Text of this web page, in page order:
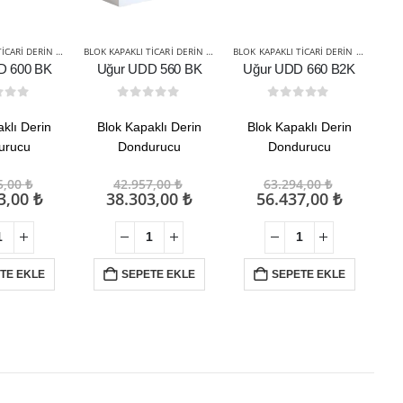
BLOK KAPAKLI TICARI DERIN DONDURUCULAR ,TICARI ÜRÜNLER
600 BK
Derin
₺
fiyat:
₺Şu
EKLE
BLOK KAPAKLI TICARI DERIN DONDURUCULAR ,TICARI ÜRÜNLER
Uğur UDD 560 BK
Blok Kapaklı Derin
Dondurucu
42.957,00₺
fiyat:
38.303,00₺Şu
SEPETE EKLE
BLOK KAPAKLI TICARI DERIN DONDURUCULAR
Uğur UDD 660 B2K
Blok Kapaklı Derin
Dondurucu
63.294,00₺
fiyat:
56.437,00₺Şu
SEPETE EKLE